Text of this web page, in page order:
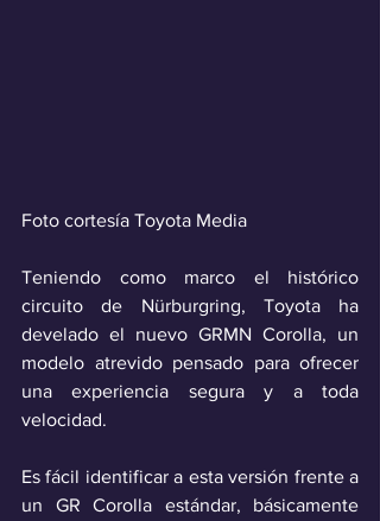
Foto cortesía Toyota Media
Teniendo como marco el histórico
circuito de Nürburgring, Toyota ha
develado el nuevo GRMN Corolla, un
modelo atrevido pensado para ofrecer
una experiencia segura y a toda
velocidad.
Es fácil identificar a esta versión frente a
un GR Corolla estándar, básicamente